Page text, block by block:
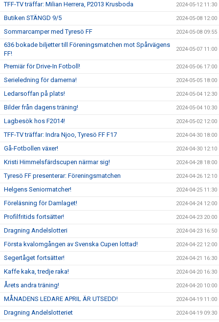
TFF-TV träffar: Milian Herrera, P2013 Krusboda 2024-05-12 11:30
Butiken STÄNGD 9/5 2024-05-08 12:00
Sommarcamper med Tyresö FF 2024-05-08 09:55
636 bokade biljetter till Föreningsmatchen mot Spårvägens
FF!
2024-05-07 11:00
Premiär för Drive-In Fotboll! 2024-05-06 17:00
Serieledning för damerna! 2024-05-05 18:00
Ledarsoffan på plats! 2024-05-04 12:30
Bilder från dagens träning! 2024-05-04 10:30
Lagbesök hos F2014! 2024-05-02 12:00
TFF-TV träffar: Indra Njoo, Tyresö FF F17 2024-04-30 18:00
Gå-Fotbollen växer! 2024-04-30 12:10
Kristi Himmelsfärdscupen närmar sig! 2024-04-28 18:00
Tyresö FF presenterar: Föreningsmatchen 2024-04-26 12:10
Helgens Seniormatcher! 2024-04-25 11:30
Föreläsning för Damlaget! 2024-04-24 12:00
Profilfritids fortsätter! 2024-04-23 20:00
Dragning Andelslotteri 2024-04-23 16:50
Första kvalomgången av Svenska Cupen lottad! 2024-04-22 12:00
Segertåget fortsätter! 2024-04-21 16:30
Kaffe kaka, tredje raka! 2024-04-20 16:30
Årets andra träning! 2024-04-20 10:00
MÅNADENS LEDARE APRIL ÄR UTSEDD! 2024-04-19 11:00
Dragning Andelslotteriet 2024-04-19 09:30